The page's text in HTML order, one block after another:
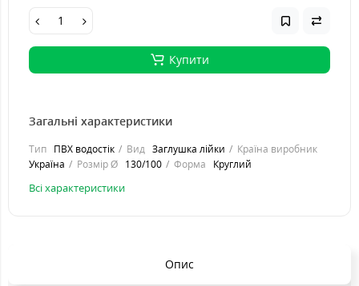
Купити
Загальні характеристики
Тип ПВХ водостік Вид Заглушка лійки
Країна виробник
Україна
Розмір Ø 130/100 Форма Круглий
Всі характеристики
Опис